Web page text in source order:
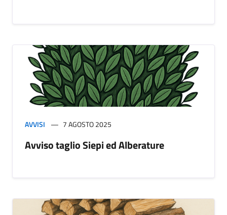
AVVISI 7 AGOSTO 2025
Avviso taglio Siepi ed Alberature